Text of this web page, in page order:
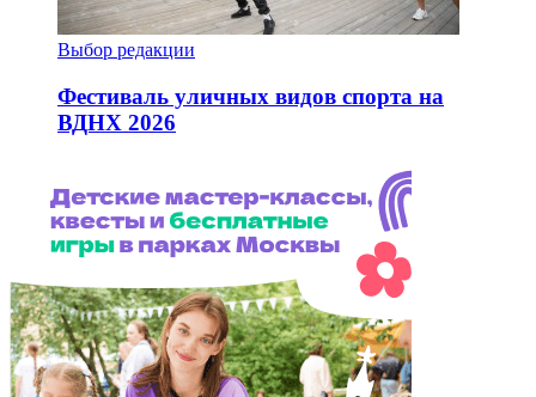
Выбор редакции
Фестиваль уличных видов спорта на
ВДНХ 2026